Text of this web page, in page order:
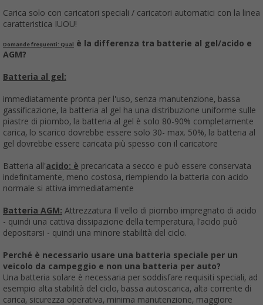
Carica solo con caricatori speciali / caricatori automatici con la linea
caratteristica IUOU!
Domande frequenti: Qual
è la differenza tra batterie al gel/acido e
AGM?
Batteria al gel:
immediatamente pronta per l'uso, senza manutenzione, bassa
gassificazione, la batteria al gel ha una distribuzione uniforme sulle
piastre di piombo, la batteria al gel è solo 80-90% completamente
carica, lo scarico dovrebbe essere solo 30- max. 50%, la batteria al
gel dovrebbe essere caricata più spesso con il caricatore
Batteria all'acido: è precaricata a secco e può essere conservata
indefinitamente, meno costosa, riempiendo la batteria con acido
normale si attiva immediatamente
Batteria AGM: Attrezzatura Il vello di piombo impregnato di acido
- quindi una cattiva dissipazione della temperatura, l'acido può
depositarsi - quindi una minore stabilità del ciclo.
Perché è necessario usare una batteria speciale per un
veicolo da campeggio e non una batteria per auto?
Una batteria solare è necessaria per soddisfare requisiti speciali, ad
esempio alta stabilità del ciclo, bassa autoscarica, alta corrente di
carica, sicurezza operativa, minima manutenzione, maggiore